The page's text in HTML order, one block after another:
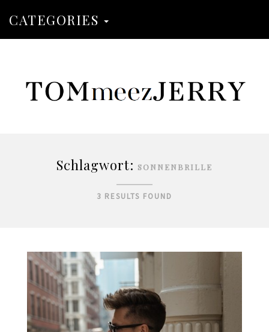
CATEGORIES
Schlagwort: SONNENBRILLE
3 RESULTS FOUND